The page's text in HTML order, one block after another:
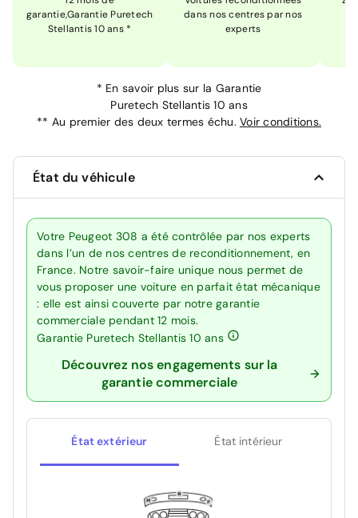
garantie,Garantie Puretech
Stellantis 10 ans *
dans nos centres par nos
experts
* En savoir plus sur la Garantie
Puretech Stellantis 10 ans
** Au premier des deux termes échu. Voir conditions.
État du véhicule
Votre Peugeot 308 a été contrôlée par nos experts
dans l’un de nos centres de reconditionnement, en
France. Notre savoir-faire unique nous permet de
vous proposer une voiture en parfait état mécanique
: elle est ainsi couverte par notre garantie
commerciale pendant 12 mois.
Garantie Puretech Stellantis 10 ans
Découvrez nos engagements sur la
garantie commerciale
État extérieur État intérieur